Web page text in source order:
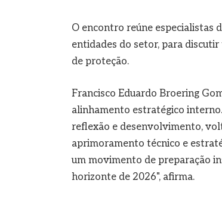
O encontro reúne especialistas
entidades do setor, para
de proteção.
Francisco Eduardo Broering
alinhamento estratégico
reflexão e desenvolvimento,
aprimoramento técnico e
um movimento de preparação
horizonte de 2026", afirma.